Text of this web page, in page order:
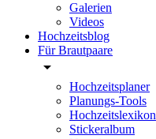
Galerien
Videos
Hochzeitsblog
Für Brautpaare
Hochzeitsplaner
Planungs-Tools
Hochzeitslexikon
Stickeralbum